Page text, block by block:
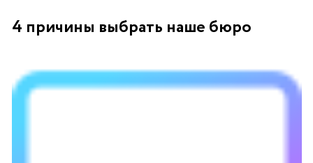
4 причины выбрать наше бюро